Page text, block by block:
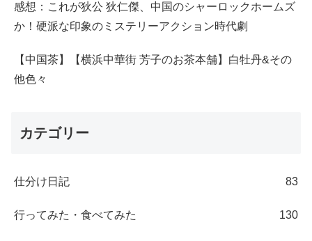
感想：これが狄公 狄仁傑、中国のシャーロックホームズ
か！硬派な印象のミステリーアクション時代劇
【中国茶】【横浜中華街 芳子のお茶本舗】白牡丹&その
他色々
カテゴリー
仕分け日記 83
行ってみた・食べてみた 130